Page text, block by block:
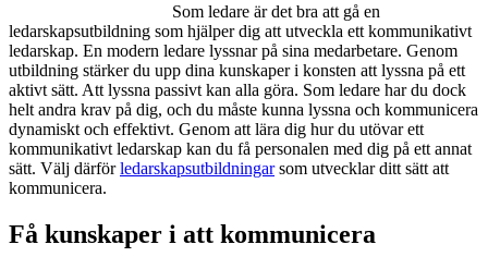
Som ledare är det bra att gå en
ledarskapsutbildning som hjälper dig att utveckla ett kommunikativt
ledarskap. En modern ledare lyssnar på sina medarbetare. Genom
utbildning stärker du upp dina kunskaper i konsten att lyssna på ett
aktivt sätt. Att lyssna passivt kan alla göra. Som ledare har du dock
helt andra krav på dig, och du måste kunna lyssna och kommunicera
dynamiskt och effektivt. Genom att lära dig hur du utövar ett
kommunikativt ledarskap kan du få personalen med dig på ett annat
sätt. Välj därförledarskapsutbildningarsom utvecklar ditt sätt att
kommunicera.
Få kunskaper i att kommunicera